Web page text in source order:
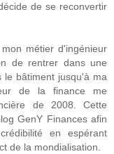
de se reconvertir
métier d'ingénieur
de rentrer dans une
le bâtiment jusqu'à ma
de la finance me
de 2008. Cette
GenY Finances afin
en espérant
de la mondialisation.